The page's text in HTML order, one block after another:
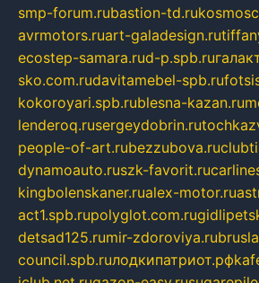
smp-forum.rubastion-td.ru
avrmotors.ruart-galadesign.ru
ecostep-samara.rud-p.spb.ru
sko.com.rudavitamebel-spb.ru
kokoroyari.spb.rublesna-kazan.ru
lenderoq.rusergeydobrin.ru
people-of-art.rubezzubova.ru
dynamoauto.ruszk-favorit.ru
kingbolenskaner.rualex-motor.ru
act1.spb.rupolyglot.com.ru
detsad125.rumir-zdoroviya.ru
council.spb.ruлодкипатриот.рф